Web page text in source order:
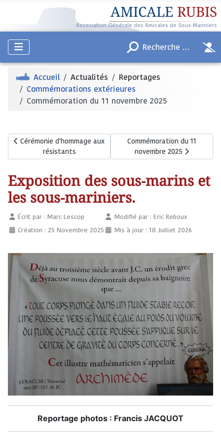
AMICALE RUBIS
Association Générale des Amicales de Sous-Mariniers
Accueil Actualités
Reportages
Commémorations extérieures
Commémoration du 11 novembre 2025
Article précédent : Cérémonie d'hommage aux résistants
Cérémonie d'hommage aux
résistants
Article suivant :
Commémoration du 11
novembre 2025
Exposition des sous-marins et
les sous-mariniers.
Écrit par :Marc Lescop
Création : 25 Novembre 2025
Modifié par : Eric Reboux
Mis à jour : 18 Juillet 2026
Reportage photos : Francis JACQUOT